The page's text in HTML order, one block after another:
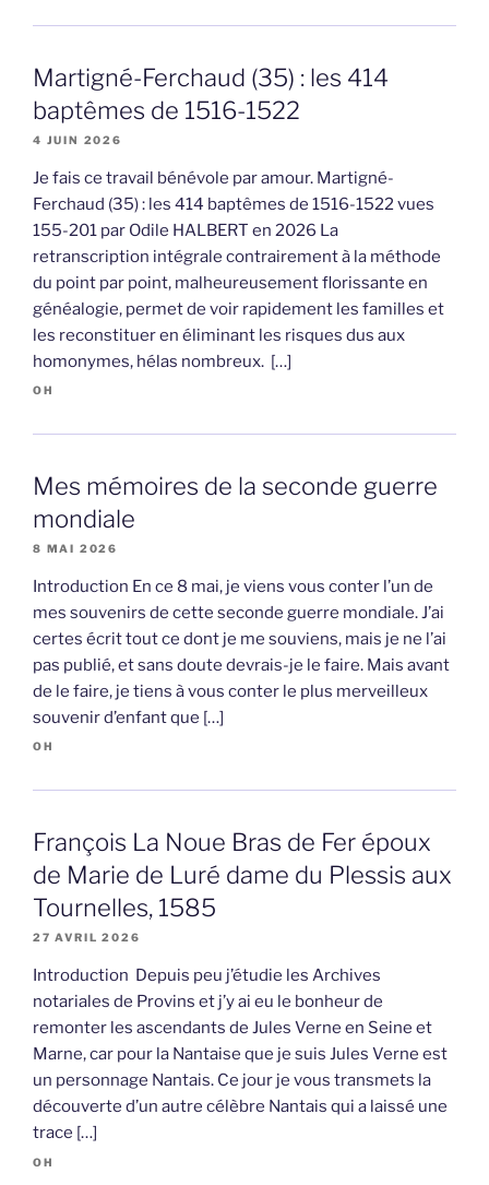
Martigné-Ferchaud (35) : les 414
baptêmes de 1516-1522
4 JUIN 2026
Je fais ce travail bénévole par amour. Martigné-
Ferchaud (35) : les 414 baptêmes de 1516-1522 vues
155-201 par Odile HALBERT en 2026 La
retranscription intégrale contrairement à la méthode
du point par point, malheureusement florissante en
généalogie, permet de voir rapidement les familles et
les reconstituer en éliminant les risques dus aux
homonymes, hélas nombreux. […]
OH
Mes mémoires de la seconde guerre
mondiale
8 MAI 2026
Introduction En ce 8 mai, je viens vous conter l’un de
mes souvenirs de cette seconde guerre mondiale. J’ai
certes écrit tout ce dont je me souviens, mais je ne l’ai
pas publié, et sans doute devrais-je le faire. Mais avant
de le faire, je tiens à vous conter le plus merveilleux
souvenir d’enfant que […]
OH
François La Noue Bras de Fer époux
de Marie de Luré dame du Plessis aux
Tournelles, 1585
27 AVRIL 2026
Introduction Depuis peu j’étudie les Archives
notariales de Provins et j’y ai eu le bonheur de
remonter les ascendants de Jules Verne en Seine et
Marne, car pour la Nantaise que je suis Jules Verne est
un personnage Nantais. Ce jour je vous transmets la
découverte d’un autre célèbre Nantais qui a laissé une
trace […]
OH